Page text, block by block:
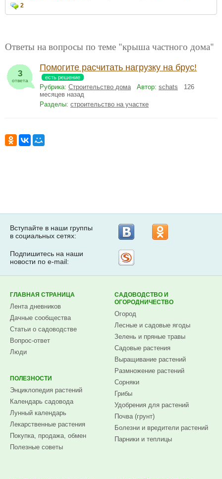
2
Ответы на вопросы по теме "крыша частного дома"
3
ответа
Помогите расчитать нагрузку на брус!
есть решение
Рубрика: Строительство дома Автор: schats 126
месяцев назад
Разделы: строительство на участке
Вступайте в наши группы
в социальных сетях:
Подпишитесь на наши
новости по e-mail:
ГЛАВНАЯ СТРАНИЦА
Лента дневников
Дачные сообщества
Статьи о садоводстве
Вопрос-ответ
Люди
ПОЛЕЗНОСТИ
Энциклопедия растений
Календарь садовода
Лунный календарь
Лекарственные растения
Покупка, продажа, обмен
Полезные советы
САДОВОДСТВО И
ОГОРОДНИЧЕСТВО
Огород
Лесные и садовые ягоды
Зелень и пряные травы
Садовые растения
Выращивание растений
Размножение растений
Сорняки
Грибы
Удобрения для растений
Почва (грунт)
Болезни и вредители растений
Парники и теплицы